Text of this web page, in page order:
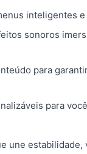
inteligentes
sonoros
para
para
une